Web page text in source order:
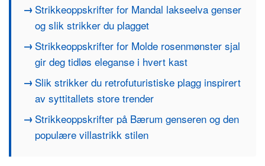
Strikkeoppskrifter for Mandal lakseelva genser
og slik strikker du plagget
Strikkeoppskrifter for Molde rosenmønster sjal
gir deg tidløs eleganse i hvert kast
Slik strikker du retrofuturistiske plagg inspirert
av syttitallets store trender
Strikkeoppskrifter på Bærum genseren og den
populære villastrikk stilen